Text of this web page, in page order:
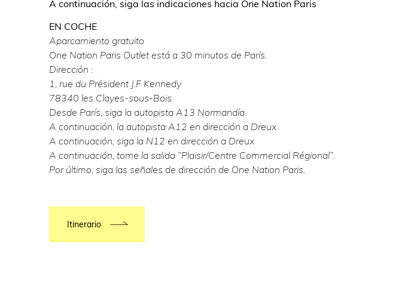
A continuación, siga las indicaciones hacia One Nation Paris
EN COCHE
Aparcamiento gratuito
One Nation Paris Outlet está a 30 minutos de París.
Dirección :
1, rue du Président J.F Kennedy
78340 les Clayes-sous-Bois
Desde París, siga la autopista A13 Normandía
A continuación, la autopista A12 en dirección a Dreux
A continuación, siga la N12 en dirección a Dreux
A continuación, tome la salida “Plaisir/Centre Commercial Régional”.
Por último, siga las señales de dirección de One Nation Paris.
Itinerario